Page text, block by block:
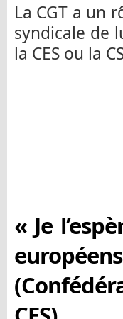
La CGT a un
syndicale de
la CES ou la
« Je